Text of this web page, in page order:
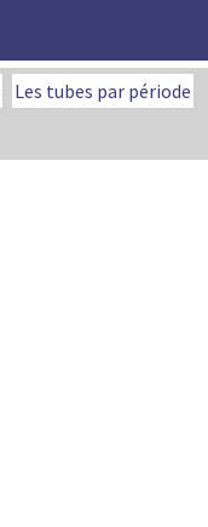
Les tubes par période